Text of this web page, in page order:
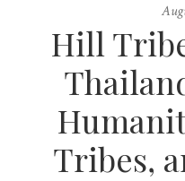
Hill
Tribes,